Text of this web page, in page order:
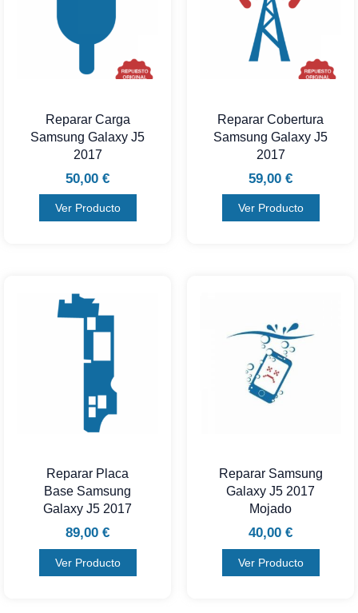
Reparar Carga
Samsung Galaxy J5
2017
50,00 €
Ver Producto
Reparar Cobertura
Samsung Galaxy J5
2017
59,00 €
Ver Producto
Reparar Placa
Base Samsung
Galaxy J5 2017
89,00 €
Ver Producto
Reparar Samsung
Galaxy J5 2017
Mojado
40,00 €
Ver Producto